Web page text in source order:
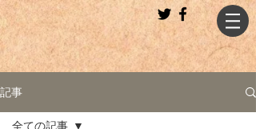
記事
全ての記事